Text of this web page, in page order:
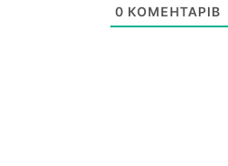
0 КОМЕНТАРІВ